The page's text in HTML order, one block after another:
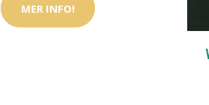
MER INFO!